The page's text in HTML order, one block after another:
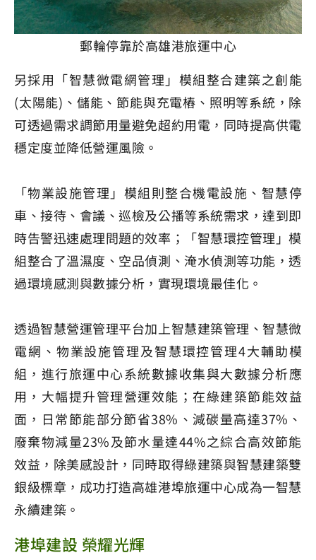
郵輪停靠於高雄港旅運中心
另採用「智慧微電網管理」模組整合建築之創能
(太陽能)、儲能、節能與充電樁、照明等系統，除
可透過需求調節用量避免超約用電，同時提高供電
穩定度並降低營運風險。
「物業設施管理」模組則整合機電設施、智慧停
車、接待、會議、巡檢及公播等系統需求，達到即
時告警迅速處理問題的效率；「智慧環控管理」模
組整合了溫濕度、空品偵測、淹水偵測等功能，透
過環境感測與數據分析，實現環境最佳化。
透過智慧營運管理平台加上智慧建築管理、智慧微
電網、物業設施管理及智慧環控管理4大輔助模
組，進行旅運中心系統數據收集與大數據分析應
用，大幅提升管理營運效能；在綠建築節能效益
面，日常節能部分節省38%、減碳量高達37%、
廢棄物減量23%及節水量達44%之綜合高效節能
效益，除美感設計，同時取得綠建築與智慧建築雙
銀級標章，成功打造高雄港埠旅運中心成為一智慧
永續建築。
港埠建設 榮耀光輝